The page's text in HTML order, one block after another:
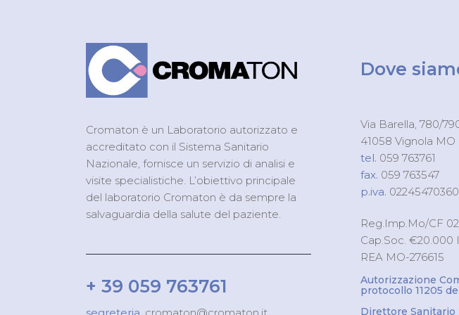
Cromaton è un Laboratorio autorizzato e
accreditato con il Sistema Sanitario
Nazionale, fornisce un servizio di analisi e
visite specialistiche. L’obiettivo principale
del laboratorio Cromaton è da sempre la
salvaguardia della salute del paziente.
+ 39 059 763761
segreteria. cromaton@cromaton.it
Dove
Via Barella, 780/
41058 Vignola MO
tel. 059 763761
fax. 059 763547
p.iva. 02245470360
Reg.Imp.Mo/CF
Cap.Soc. €20.000
REA MO-276615
Autorizzazione
protocollo 11205
Direttore